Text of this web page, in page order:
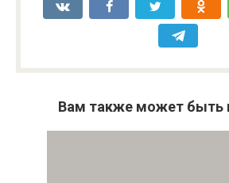
Вам также может быть